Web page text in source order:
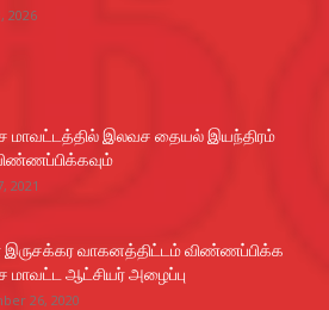
2026
மாவட்டத்தில் இலவச தையல் இயந்திரம்
2021
வாகனத்திட்டம் விண்ணப்பிக்க
ஆட்சியர் அழைப்பு
26, 2020